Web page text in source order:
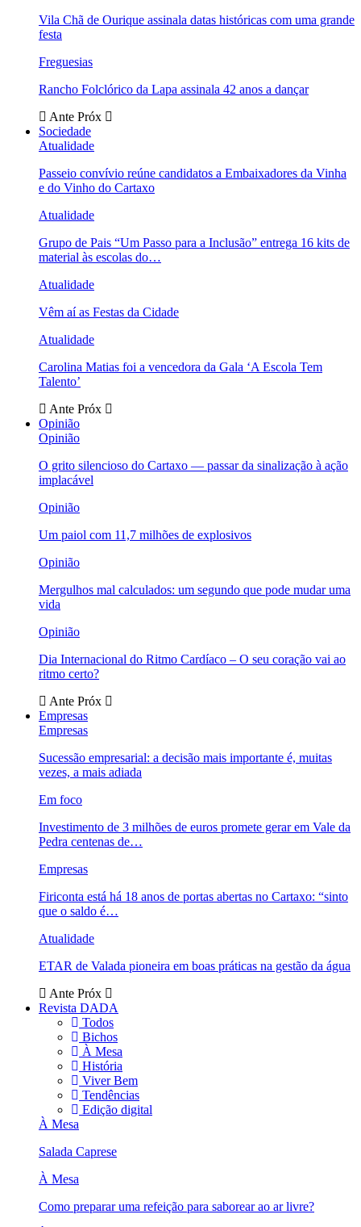
Vila Chã de Ourique assinala datas históricas com uma grande
festa
Freguesias
Rancho Folclórico da Lapa assinala 42 anos a dançar
Ante Próx
Sociedade
Atualidade
Passeio convívio reúne candidatos a Embaixadores da Vinha
e do Vinho do Cartaxo
Atualidade
Grupo de Pais “Um Passo para a Inclusão” entrega 16 kits de
material às escolas do…
Atualidade
Vêm aí as Festas da Cidade
Atualidade
Carolina Matias foi a vencedora da Gala ‘A Escola Tem
Talento’
Ante Próx
Opinião
Opinião
O grito silencioso do Cartaxo — passar da sinalização à ação
implacável
Opinião
Um paiol com 11,7 milhões de explosivos
Opinião
Mergulhos mal calculados: um segundo que pode mudar uma
vida
Opinião
Dia Internacional do Ritmo Cardíaco – O seu coração vai ao
ritmo certo?
Ante Próx
Empresas
Empresas
Sucessão empresarial: a decisão mais importante é, muitas
vezes, a mais adiada
Em foco
Investimento de 3 milhões de euros promete gerar em Vale da
Pedra centenas de…
Empresas
Firiconta está há 18 anos de portas abertas no Cartaxo: “sinto
que o saldo é…
Atualidade
ETAR de Valada pioneira em boas práticas na gestão da água
Ante Próx
Revista DADA
Todos
Bichos
À Mesa
História
Viver Bem
Tendências
Edição digital
À Mesa
Salada Caprese
À Mesa
Como preparar uma refeição para saborear ao ar livre?